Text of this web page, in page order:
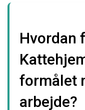
Hvordan
formålet
arbejde?